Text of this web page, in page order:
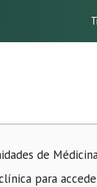
de
para